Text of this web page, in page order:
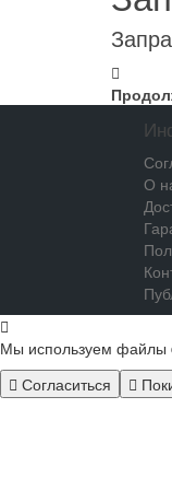
О
Мы используем файлы
Согласиться